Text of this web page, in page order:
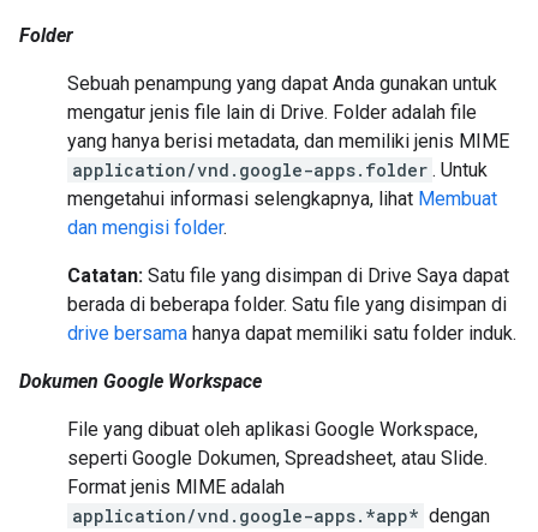
Folder
Sebuah penampung yang dapat Anda gunakan untuk
mengatur jenis file lain di Drive. Folder adalah file
yang hanya berisi metadata, dan memiliki jenis MIME
application/vnd.google-apps.folder . Untuk
mengetahui informasi selengkapnya, lihat Membuat
dan mengisi folder.
Catatan: Satu file yang disimpan di Drive Saya dapat
berada di beberapa folder. Satu file yang disimpan di
drive bersama hanya dapat memiliki satu folder induk.
Dokumen Google Workspace
File yang dibuat oleh aplikasi Google Workspace,
seperti Google Dokumen, Spreadsheet, atau Slide.
Format jenis MIME adalah
application/vnd.google-apps.*app* dengan